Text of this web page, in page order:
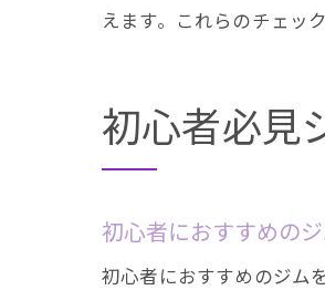
えます。これらのチェッ
初心者必見
初心者におすすめの
初心者におすすめのジム